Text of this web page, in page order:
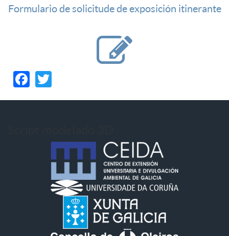
Formulario de solicitude de exposición itinerante
Facebook